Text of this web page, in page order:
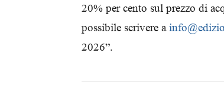
20% per cento sul prezzo di
possibile scrivere a
2026”.